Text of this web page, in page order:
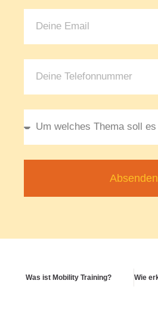
Absenden
Was ist Mobility Training?